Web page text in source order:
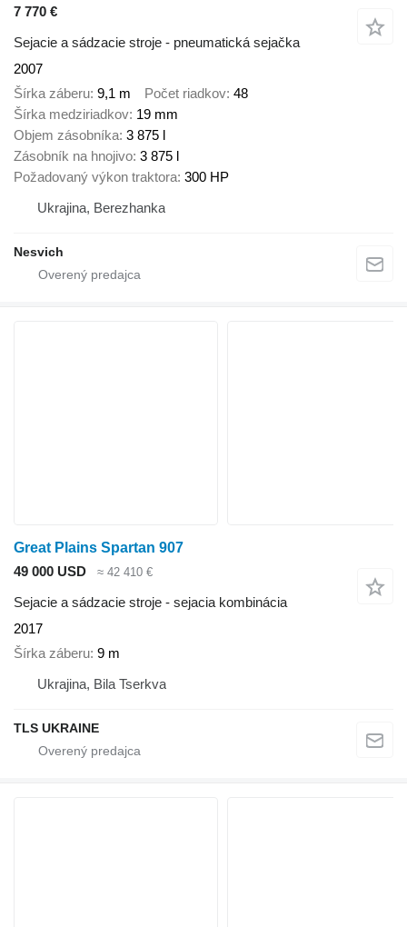
7 770 €
Sejacie a sádzacie stroje - pneumatická sejačka
2007
Šírka záberu 9,1 m Počet riadkov 48
Šírka medziriadkov 19 mm
Objem zásobníka 3 875 l
Zásobník na hnojivo 3 875 l
Požadovaný výkon traktora 300 HP
Ukrajina, Berezhanka
Nesvich
Great Plains Spartan 907
49 000 USD
≈ 42 410 €
Sejacie a sádzacie stroje - sejacia kombinácia
2017
Šírka záberu 9 m
Ukrajina, Bila Tserkva
TLS UKRAINE